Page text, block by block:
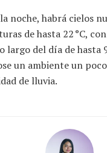
noche, habrá cielos
de hasta 22 °C,
largo del día de hasta
un ambiente un
de lluvia.